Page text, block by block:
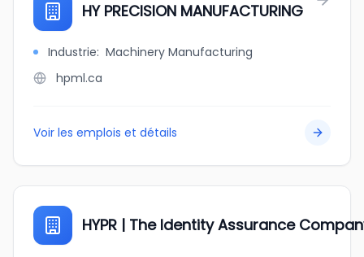
HY PRECISION MANUFACTURING
Industrie: Machinery Manufacturing
hpml.ca
Voir les emplois et détails
HYPR | The Identity Assurance